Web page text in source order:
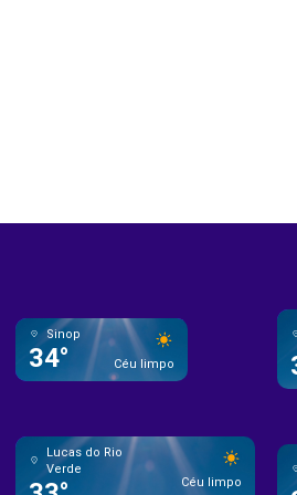
Sinop
34° Céu limpo
Lucas do Rio
Verde
Céu limpo